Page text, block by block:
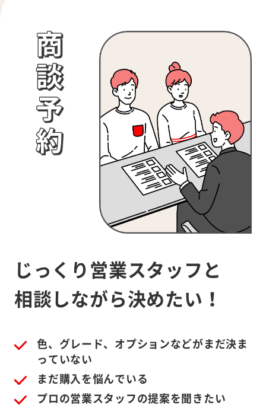
じっくり営業スタッフと
相談しながら決めたい！
色、グレード、オプションなどがまだ決ま
っていない
まだ購入を悩んでいる
プロの営業スタッフの提案を聞きたい